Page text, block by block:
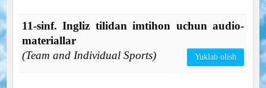
11-sinf. Ingliz tilidan imtihon uchun audio-
materiallar
(Team and Individual Sports)
Yuklab olish